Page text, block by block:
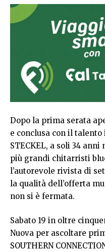
Dopo la prima serata
e conclusa con il
STECKEL, a soli 34
più grandi chitarristi
l’autorevole rivista di
la qualità dell’offerta
non si è fermata.
Sabato 19 in oltre
Nuova per ascoltare
SOUTHERN